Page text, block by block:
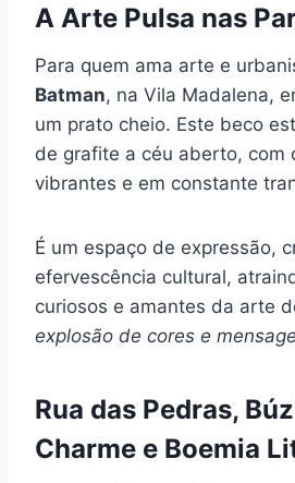
A Arte Pulsa nas
Para quem ama arte e
Batman, na Vila Madalena,
um prato cheio. Este beco
de grafite a céu aberto, com
vibrantes e em constante
É um espaço de expressão,
efervescência cultural,
curiosos e amantes da arte
explosão de cores e
Rua das Pedras,
Charme e Boemia